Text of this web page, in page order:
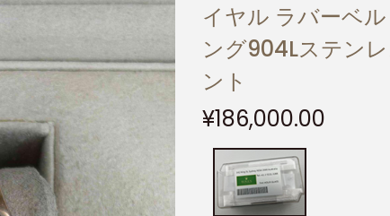
イヤル ラバーベ
ング904Lステン
ント
¥186,000.00